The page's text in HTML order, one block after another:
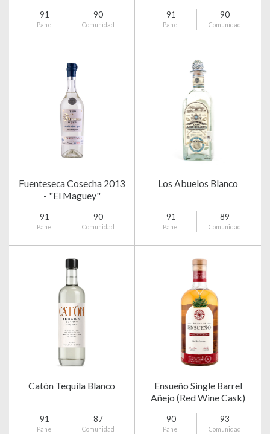
91
Panel
90
Comunidad
91
Panel
90
Comunidad
Fuenteseca Cosecha 2013
- "El Maguey"
91
Panel
90
Comunidad
Los Abuelos Blanco
91
Panel
89
Comunidad
Catón Tequila Blanco
91
Panel
87
Comunidad
Ensueño Single Barrel
Añejo (Red Wine Cask)
90
Panel
93
Comunidad